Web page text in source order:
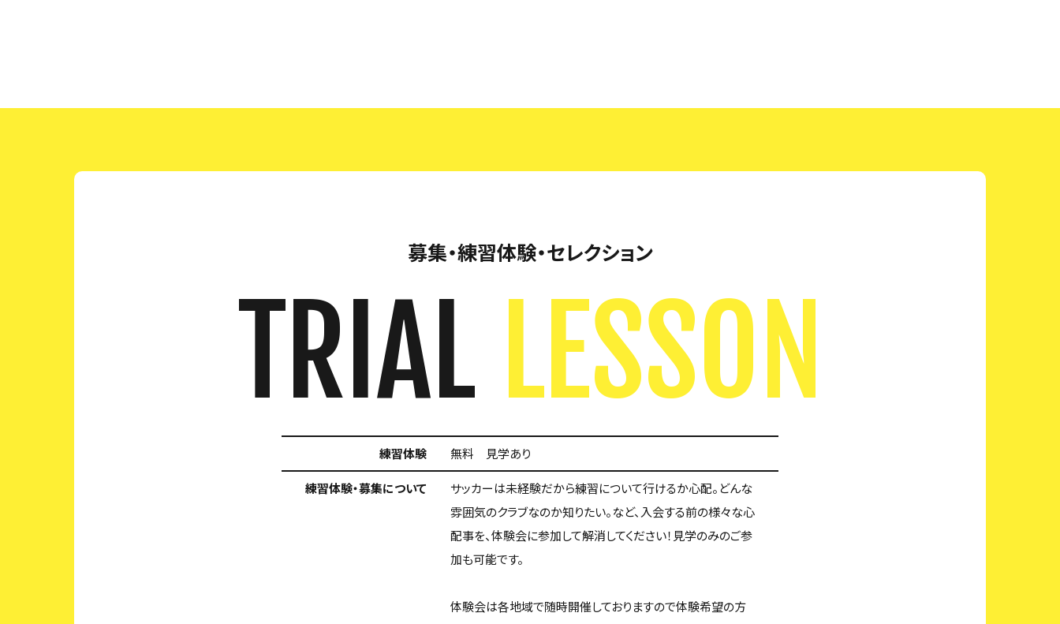
募集・練習体験・セレクション
TRIAL LESSON
練習体験 無料 見学あり
練習体験・募集について
サッカーは未経験だから練習について行けるか心配。どんな
雰囲気のクラブなのか知りたい。など、入会する前の様々な心
配事を、体験会に参加して解消してください！見学のみのご参
加も可能です。
体験会は各地域で随時開催しておりますので体験希望の方